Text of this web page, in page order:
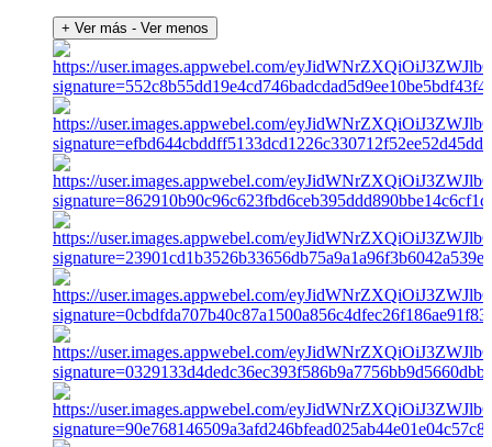
+ Ver más - Ver menos